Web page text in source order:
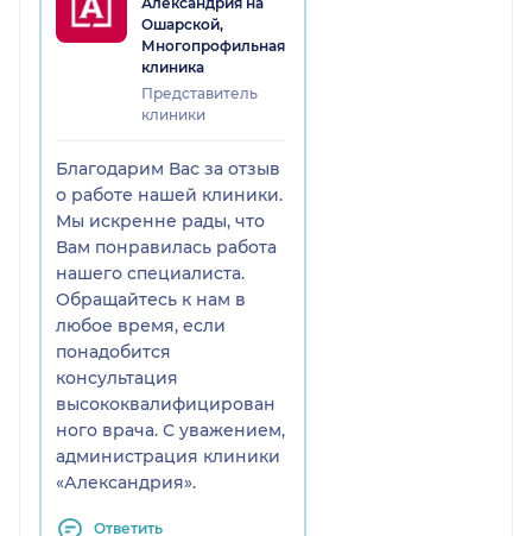
Ошарской,
Многопрофильная
клиника
Представитель
клиники
Благодарим Вас за отзыв
о работе нашей клиники.
Мы искренне рады, что
Вам понравилась работа
нашего специалиста.
Обращайтесь к нам в
любое время, если
понадобится
консультация
высококвалифицирован
ного врача. С уважением,
администрация клиники
«Александрия».
Ответить